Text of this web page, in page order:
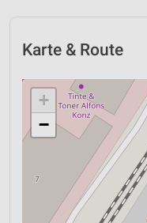
Karte & Route
+
−